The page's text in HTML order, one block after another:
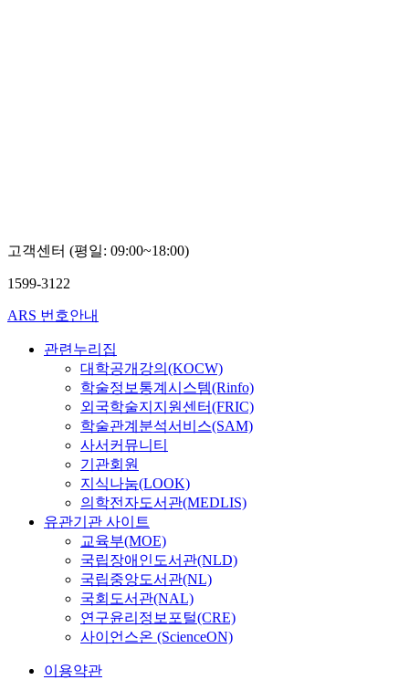
고객센터 (평일: 09:00~18:00)
1599-3122
ARS 번호안내
관련누리집
대학공개강의(KOCW)
학술정보통계시스템(Rinfo)
외국학술지지원센터(FRIC)
학술관계분석서비스(SAM)
사서커뮤니티
기관회원
지식나눔(LOOK)
의학전자도서관(MEDLIS)
유관기관 사이트
교육부(MOE)
국립장애인도서관(NLD)
국립중앙도서관(NL)
국회도서관(NAL)
연구윤리정보포털(CRE)
사이언스온 (ScienceON)
이용약관